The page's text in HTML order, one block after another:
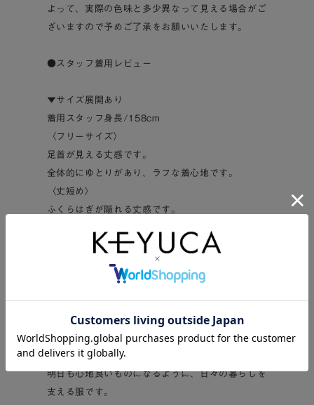
よって、実際の色味と多少異なって見える場合がご
ざいますので予めご了承をお願いいたします。
●スタッフ着用レビュー
▼サイズ展開あり
着用スタッフ身長/158cm
〈フリーサイズ〉
足首が見える丈感です。
全体的にゆとりがあり、ラフな着心地です。
〈丈短め〉
ふくらはぎが隠れる丈感です。
さらっとした着心地で1枚でも、羽織としても着ら
ケユカアパレルは、ケアにも、着心地にも、コーデ
ィネートにもイージーな機能を。
着るだけで気持ちをリセットできて、自然体になれ
るデザインに。
明日も心地良いものになるように、日々の暮らしを
支える服です。